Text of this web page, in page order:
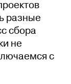
разные
сбора
не
с